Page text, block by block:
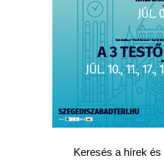
Keresés a hírek